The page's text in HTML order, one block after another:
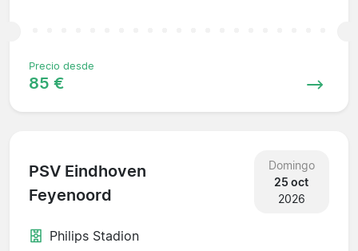
Precio desde
85 €
PSV Eindhoven
Feyenoord
Domingo
25 oct
2026
Philips Stadion